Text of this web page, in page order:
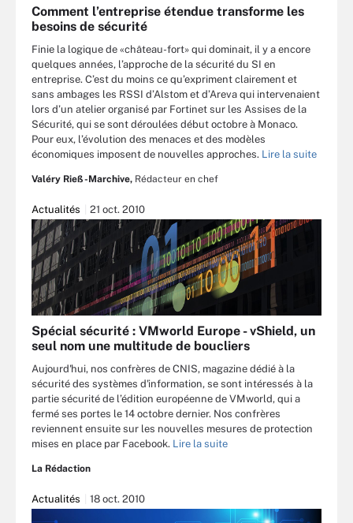
Comment l’entreprise étendue transforme les
besoins de sécurité
Finie la logique de «château-fort» qui dominait, il y a encore
quelques années, l’approche de la sécurité du SI en
entreprise. C’est du moins ce qu’expriment clairement et
sans ambages les RSSI d’Alstom et d’Areva qui intervenaient
lors d’un atelier organisé par Fortinet sur les Assises de la
Sécurité, qui se sont déroulées début octobre à Monaco.
Pour eux, l’évolution des menaces et des modèles
économiques imposent de nouvelles approches. Lire la suite
Valéry Rieß-Marchive, Rédacteur en chef
Actualités 21 oct. 2010
Spécial sécurité : VMworld Europe - vShield, un
seul nom une multitude de boucliers
Aujourd'hui, nos confrères de CNIS, magazine dédié à la
sécurité des systèmes d'information, se sont intéressés à la
partie sécurité de l’édition européenne de VMworld, qui a
fermé ses portes le 14 octobre dernier. Nos confrères
reviennent ensuite sur les nouvelles mesures de protection
mises en place par Facebook. Lire la suite
La Rédaction
Actualités 18 oct. 2010